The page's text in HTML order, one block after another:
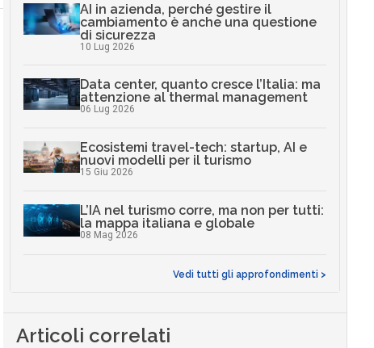
AI in azienda, perché gestire il
cambiamento è anche una questione
di sicurezza
10 Lug 2026
Data center, quanto cresce l’Italia: ma
attenzione al thermal management
06 Lug 2026
Ecosistemi travel-tech: startup, AI e
nuovi modelli per il turismo
15 Giu 2026
L’IA nel turismo corre, ma non per tutti:
la mappa italiana e globale
08 Mag 2026
Vedi tutti gli approfondimenti >
Articoli correlati